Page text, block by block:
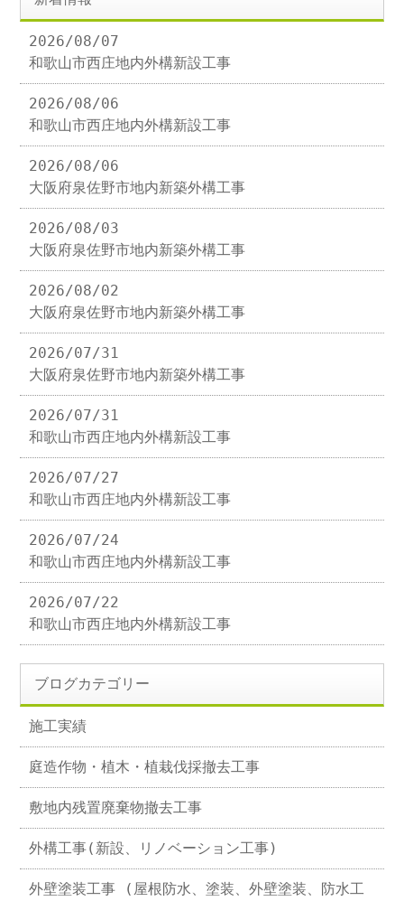
2026/08/07
和歌山市西庄地内外構新設工事
2026/08/06
和歌山市西庄地内外構新設工事
2026/08/06
大阪府泉佐野市地内新築外構工事
2026/08/03
大阪府泉佐野市地内新築外構工事
2026/08/02
大阪府泉佐野市地内新築外構工事
2026/07/31
大阪府泉佐野市地内新築外構工事
2026/07/31
和歌山市西庄地内外構新設工事
2026/07/27
和歌山市西庄地内外構新設工事
2026/07/24
和歌山市西庄地内外構新設工事
2026/07/22
和歌山市西庄地内外構新設工事
ブログカテゴリー
施工実績
庭造作物・植木・植栽伐採撤去工事
敷地内残置廃棄物撤去工事
外構工事(新設、リノベーション工事)
外壁塗装工事 (屋根防水、塗装、外壁塗装、防水工